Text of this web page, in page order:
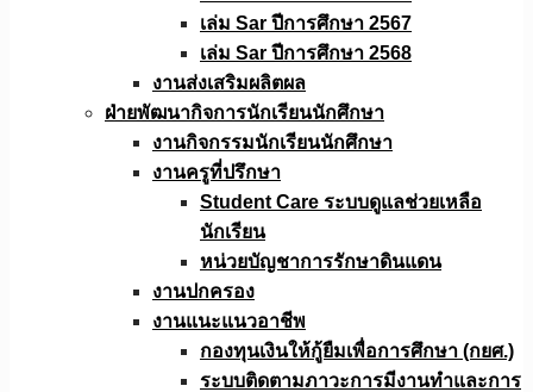
เล่ม Sar ปีการศึกษา 2567
เล่ม Sar ปีการศึกษา 2568
งานส่งเสริมผลิตผล
ฝ่ายพัฒนากิจการนักเรียนนักศึกษา
งานกิจกรรมนักเรียนนักศึกษา
งานครูที่ปรึกษา
Student Care ระบบดูแลช่วยเหลือ
นักเรียน
หน่วยบัญชาการรักษาดินแดน
งานปกครอง
งานแนะแนวอาชีพ
กองทุนเงินให้กู้ยืมเพื่อการศึกษา (กยศ.)
ระบบติดตามภาวะการมีงานทำและการ